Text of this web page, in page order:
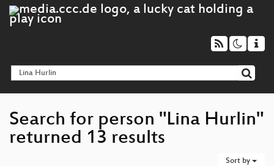
Search for person "Lina Hurlin"
returned 13 results
Sort by